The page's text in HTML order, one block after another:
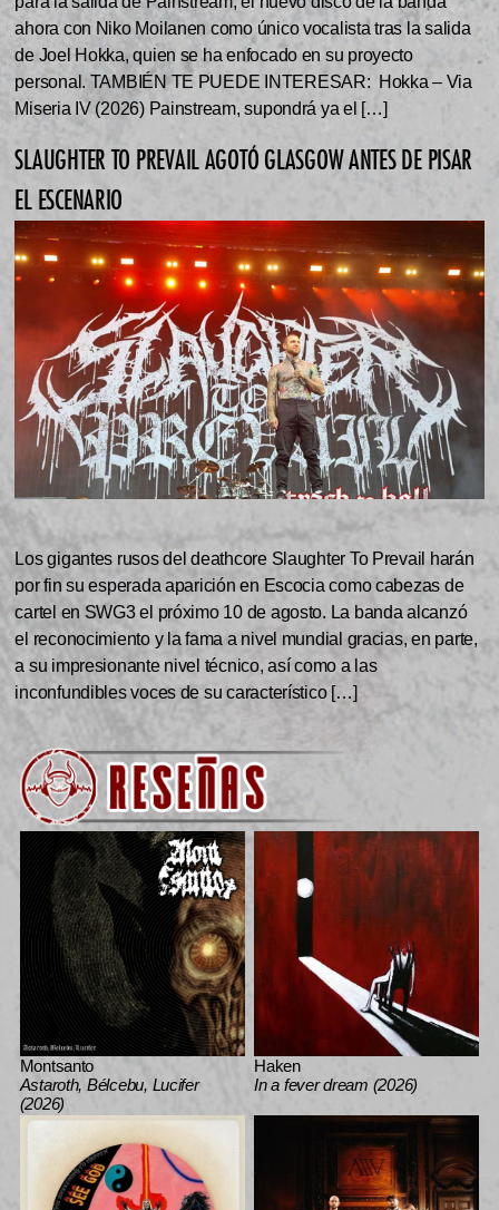
ahora con Niko Moilanen como único vocalista tras la salida
de Joel Hokka, quien se ha enfocado en su proyecto
personal. TAMBIÉN TE PUEDE INTERESAR: Hokka – Via
Miseria IV (2026) Painstream, supondrá ya el […]
SLAUGHTER TO PREVAIL AGOTÓ GLASGOW ANTES DE PISAR
EL ESCENARIO
Los gigantes rusos del deathcore Slaughter To Prevail harán
por fin su esperada aparición en Escocia como cabezas de
cartel en SWG3 el próximo 10 de agosto. La banda alcanzó
el reconocimiento y la fama a nivel mundial gracias, en parte,
a su impresionante nivel técnico, así como a las
inconfundibles voces de su característico […]
Montsanto
Astaroth, Bélcebu, Lucifer
(2026)
Haken
In a fever dream (2026)